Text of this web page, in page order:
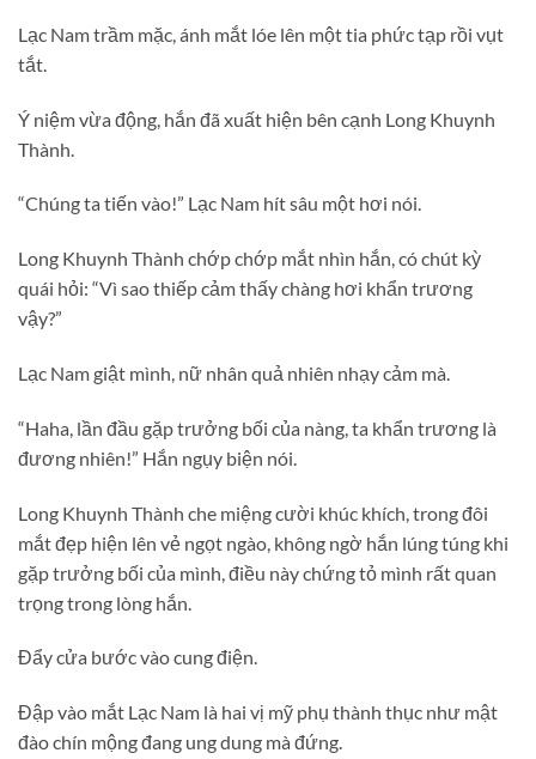
Lạc Nam trầm mặc, ánh mắt lóe lên một tia phức tạp rồi vụt
tắt.
Ý niệm vừa động, hắn đã xuất hiện bên cạnh Long Khuynh
Thành.
“Chúng ta tiến vào!” Lạc Nam hít sâu một hơi nói.
Long Khuynh Thành chớp chớp mắt nhìn hắn, có chút kỳ
quái hỏi: “Vì sao thiếp cảm thấy chàng hơi khẩn trương
vậy?”
Lạc Nam giật mình, nữ nhân quả nhiên nhạy cảm mà.
“Haha, lần đầu gặp trưởng bối của nàng, ta khẩn trương là
đương nhiên!” Hắn ngụy biện nói.
Long Khuynh Thành che miệng cười khúc khích, trong đôi
mắt đẹp hiện lên vẻ ngọt ngào, không ngờ hắn lúng túng khi
gặp trưởng bối của mình, điều này chứng tỏ mình rất quan
trọng trong lòng hắn.
Đẩy cửa bước vào cung điện.
Đập vào mắt Lạc Nam là hai vị mỹ phụ thành thục như mật
đào chín mộng đang ung dung mà đứng.